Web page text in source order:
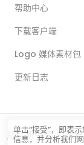
帮助中心
下载客户端
Logo 媒体素材包
更新日志
版权所有 © 广州
单击“接受”，即表
信息，并分析我们